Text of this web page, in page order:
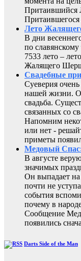
Притаившийся
Притаившегося
Лето
В дни
по
7533 лето –
Жалящего
Свадебные
Суеверия
нашей жизни.
свадьба.
связанных со
Напомним
или нет -
приметы
Медовый Спас:
В августе
значимых
Он выпадает на
почти не
события
почему в
Сообщение
появились
Darts Side of the Man